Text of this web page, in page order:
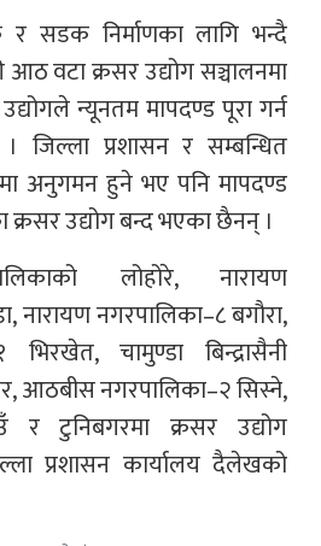
र सडक निर्माणका लागि भन्दै
आठ वटा क्रसर उद्योग सञ्चालनमा
न्यूनतम मापदण्ड पूरा गर्न
जिल्ला प्रशासन र सम्बन्धित
अनुगमन हुने भए पनि मापदण्ड
क्रसर उद्योग बन्द भएका छैनन् ।
लोहोरे, नारायण
नारायण नगरपालिका–८ बगौरा,
भिरखेत, चामुण्डा बिन्द्रासैनी
आठबीस नगरपालिका–२ सिस्ने,
र टुनिबगरमा क्रसर उद्योग
प्रशासन कार्यालय दैलेखको